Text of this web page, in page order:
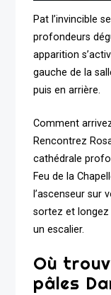
Pat l’invincible
profondeurs
apparition
gauche de la
puis en arrière.
Comment
Rencontrez
cathédrale
Feu de la
l’ascenseur sur
sortez et longez
un escalier.
Où
pâles